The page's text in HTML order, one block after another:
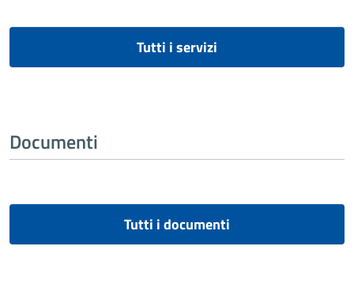
Tutti i servizi
Documenti
Tutti i documenti